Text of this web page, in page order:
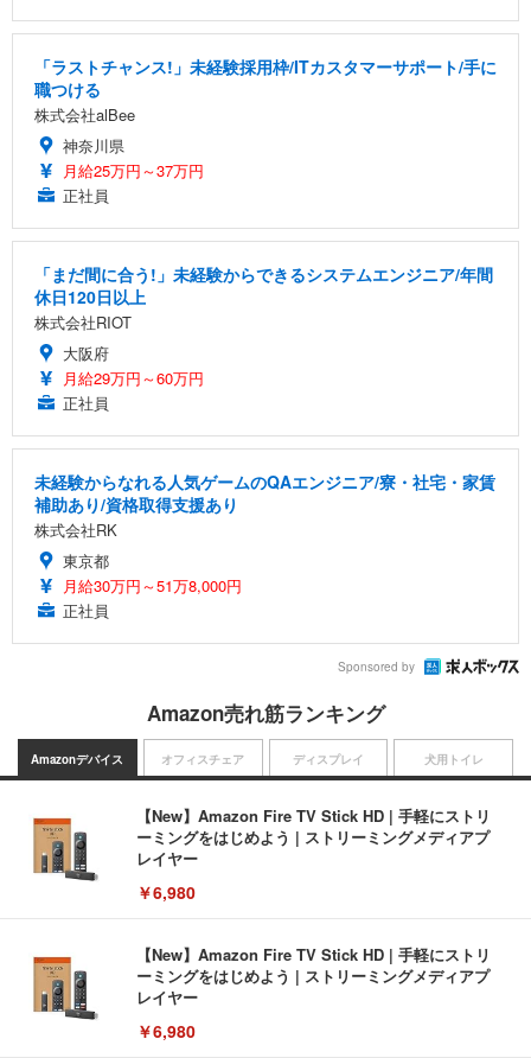
「ラストチャンス!」未経験採用枠/ITカスタマーサポート/手に
職つける
株式会社alBee
神奈川県
月給25万円～37万円
正社員
「まだ間に合う!」未経験からできるシステムエンジニア/年間
休日120日以上
株式会社RIOT
大阪府
月給29万円～60万円
正社員
未経験からなれる人気ゲームのQAエンジニア/寮・社宅・家賃
補助あり/資格取得支援あり
株式会社RK
東京都
月給30万円～51万8,000円
正社員
Sponsored by
Amazon売れ筋ランキング
Amazonデバイス
【New】Amazon Fire TV Stick HD | 手軽にストリ
ーミングをはじめよう | ストリーミングメディアプ
レイヤー
￥6,980
【New】Amazon Fire TV Stick HD | 手軽にストリ
ーミングをはじめよう | ストリーミングメディアプ
レイヤー
￥6,980
オフィスチェア ディスプレイ 犬用トイレ